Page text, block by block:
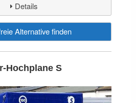
Details
Alternative finden
Hochplane S